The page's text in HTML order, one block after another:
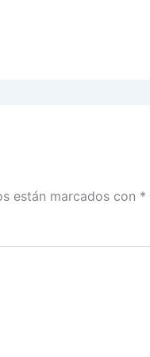
están marcados con *